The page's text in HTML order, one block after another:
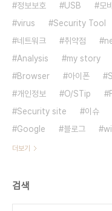
정보보호 USB 모
virus
Security Tool
네트워크
취약점
Analysis
my story
Browser
아이폰
개인정보
O/STip
Security site
이슈
Google
블로그
더보기
검색